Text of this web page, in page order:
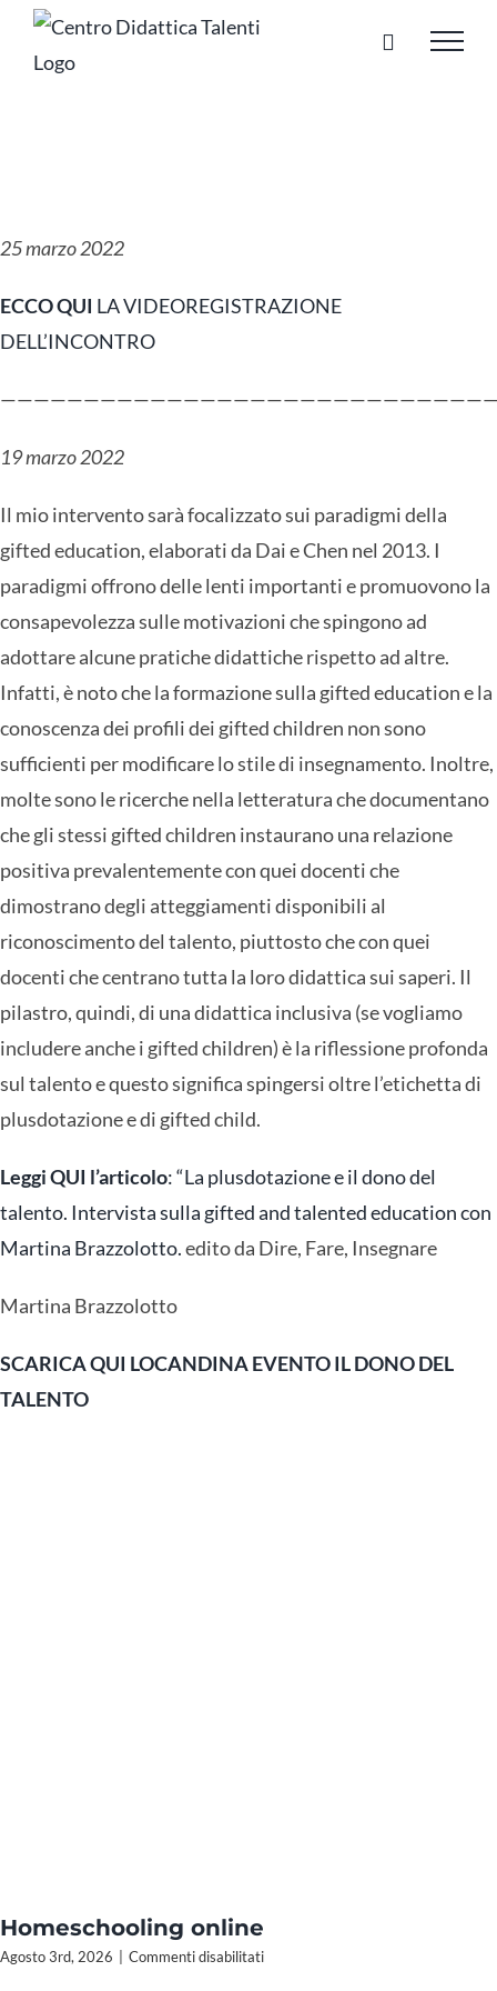
Salta
25 marzo 2022
ECCO QUI LA VIDEOREGISTRAZIONE
DELL’INCONTRO
19 marzo 2022
Il mio intervento sarà focalizzato sui paradigmi della
gifted education, elaborati da Dai e Chen nel 2013. I
paradigmi offrono delle lenti importanti e promuovono la
consapevolezza sulle motivazioni che spingono ad
adottare alcune pratiche didattiche rispetto ad altre.
Infatti, è noto che la formazione sulla gifted education e la
conoscenza dei profili dei gifted children non sono
sufficienti per modificare lo stile di insegnamento. Inoltre,
molte sono le ricerche nella letteratura che documentano
che gli stessi gifted children instaurano una relazione
positiva prevalentemente con quei docenti che
dimostrano degli atteggiamenti disponibili al
riconoscimento del talento, piuttosto che con quei
docenti che centrano tutta la loro didattica sui saperi. Il
pilastro, quindi, di una didattica inclusiva (se vogliamo
includere anche i gifted children) è la riflessione profonda
sul talento e questo significa spingersi oltre l’etichetta di
plusdotazione e di gifted child.
Leggi QUI l’articolo: “La plusdotazione e il dono del
talento. Intervista sulla gifted and talented education con
Martina Brazzolotto.edito da Dire, Fare, Insegnare
Martina Brazzolotto
SCARICA QUI LOCANDINA EVENTO IL DONO DEL
TALENTO
Homeschooling online
Agosto 3rd, 2026 Commenti disabilitatisu